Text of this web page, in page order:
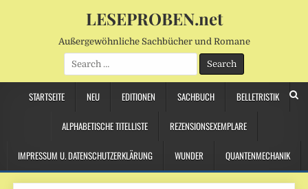
LESEPROBEN.net
Außergewöhnliche Sachbücher und Romane
Search
for:
STARTSEITE NEU EDITIONEN SACHBUCH BELLETRISTIK
ALPHABETISCHE TITELLISTE REZENSIONSEXEMPLARE
IMPRESSUM U. DATENSCHUTZERKLÄRUNG WUNDER QUANTENMECHANIK